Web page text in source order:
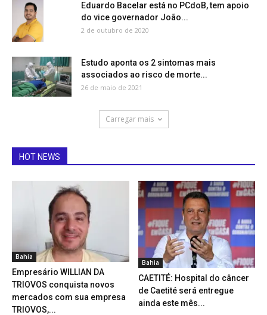
Eduardo Bacelar está no PCdoB, tem apoio
do vice governador João...
2 de outubro de 2020
Estudo aponta os 2 sintomas mais
associados ao risco de morte...
26 de maio de 2021
Carregar mais
HOT NEWS
Bahia
Empresário WILLIAN DA
TRIOVOS conquista novos
mercados com sua empresa
TRIOVOS,...
Bahia
CAETITÉ: Hospital do câncer
de Caetité será entregue
ainda este mês...